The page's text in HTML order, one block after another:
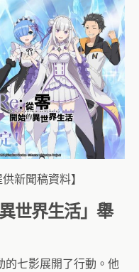
新聞稿資料】
世界生活」舉
的七影展開了行動。他